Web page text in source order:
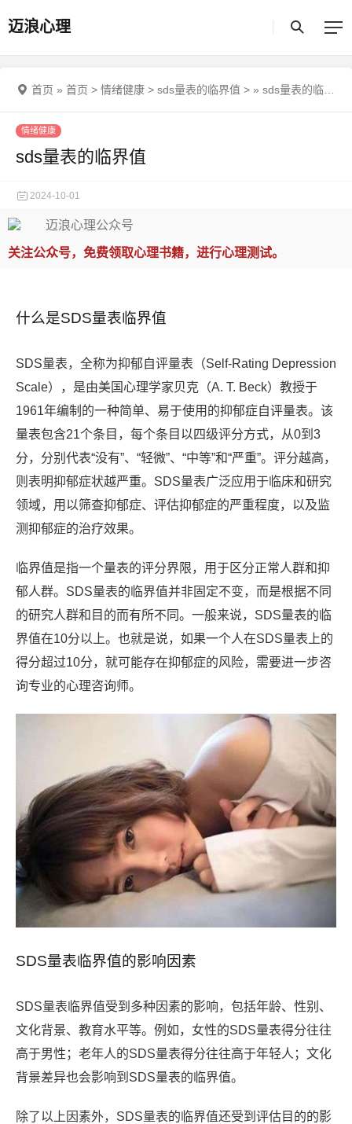
迈浪心理
首页 » 首页 > 情绪健康 > sds量表的临界值 > » sds量表的临界值
情绪健康
sds量表的临界值
2024-10-01
关注公众号，免费领取心理书籍，进行心理测试。
什么是SDS量表临界值
SDS量表，全称为抑郁自评量表（Self-Rating Depression
Scale），是由美国心理学家贝克（A. T. Beck）教授于
1961年编制的一种简单、易于使用的抑郁症自评量表。该
量表包含21个条目，每个条目以四级评分方式，从0到3
分，分别代表“没有”、“轻微”、“中等”和“严重”。评分越高，
则表明抑郁症状越严重。SDS量表广泛应用于临床和研究
领域，用以筛查抑郁症、评估抑郁症的严重程度，以及监
测抑郁症的治疗效果。
临界值是指一个量表的评分界限，用于区分正常人群和抑
郁人群。SDS量表的临界值并非固定不变，而是根据不同
的研究人群和目的而有所不同。一般来说，SDS量表的临
界值在10分以上。也就是说，如果一个人在SDS量表上的
得分超过10分，就可能存在抑郁症的风险，需要进一步咨
询专业的心理咨询师。
SDS量表临界值的影响因素
SDS量表临界值受到多种因素的影响，包括年龄、性别、
文化背景、教育水平等。例如，女性的SDS量表得分往往
高于男性；老年人的SDS量表得分往往高于年轻人；文化
背景差异也会影响到SDS量表的临界值。
除了以上因素外，SDS量表的临界值还受到评估目的的影